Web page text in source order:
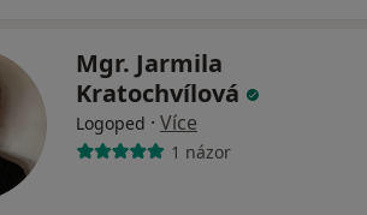
Mgr. Jarmila
Kratochvílová
Logoped · Více
1 názor